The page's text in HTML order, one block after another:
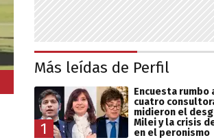
Más leídas de Perfil
1
Encuesta rumbo
cuatro
midieron el
Milei y la crisis
en el peronismo